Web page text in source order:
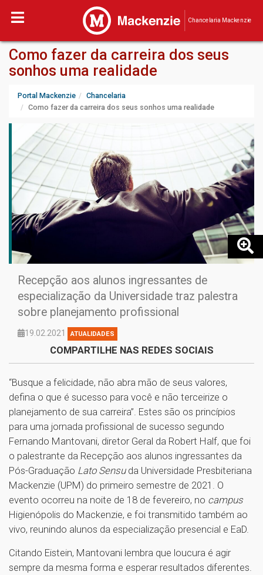
Chancelaria Mackenzie
Como fazer da carreira dos seus
sonhos uma realidade
Portal Mackenzie
Chancelaria
Como fazer da carreira dos seus sonhos uma realidade
Recepção aos alunos ingressantes de
especialização da Universidade traz palestra
sobre planejamento profissional
19.02.2021 ATUALIDADES
COMPARTILHE NAS REDES SOCIAIS
“Busque a felicidade, não abra mão de seus valores,
defina o que é sucesso para você e não terceirize o
planejamento de sua carreira”. Estes são os princípios
para uma jornada profissional de sucesso segundo
Fernando Mantovani, diretor Geral da Robert Half, que foi
o palestrante da Recepção aos alunos ingressantes da
Pós-Graduação Lato Sensuda Universidade Presbiteriana
Mackenzie (UPM) do primeiro semestre de 2021. O
evento ocorreu na noite de 18 de fevereiro, no campus
Higienópolis do Mackenzie, e foi transmitido também ao
vivo, reunindo alunos da especialização presencial e EaD.
Citando Eistein, Mantovani lembra que loucura é agir
sempre da mesma forma e esperar resultados diferentes.